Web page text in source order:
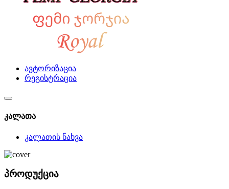
ავტორიზაცია
რეგისტრაცია
კალათა
კალათის ნახვა
პროდუქცია